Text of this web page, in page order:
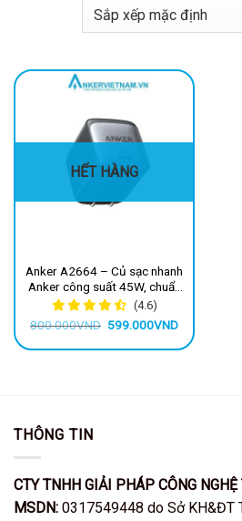
HẾT HÀNG
Anker A2664 – Củ sạc nhanh
Anker công suất 45W, chuẩn
sạc PD/PPS/QC dành cho
iphone, samsung, android,
laptop
(4.6)
800.000VND Giá
là:
599.000VNDGiá
hiện
tại
THÔNG TIN
CTY TNHH GIẢI PHÁP CÔNG
MSDN: 0317549448 do Sở KH&ĐT